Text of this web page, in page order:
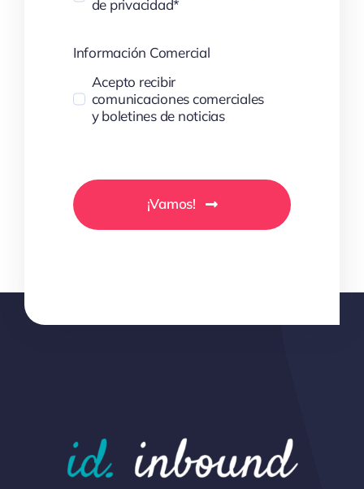
de privacidad*
Información Comercial
Acepto recibir
comunicaciones comerciales
y boletines de noticias
¡Vamos!